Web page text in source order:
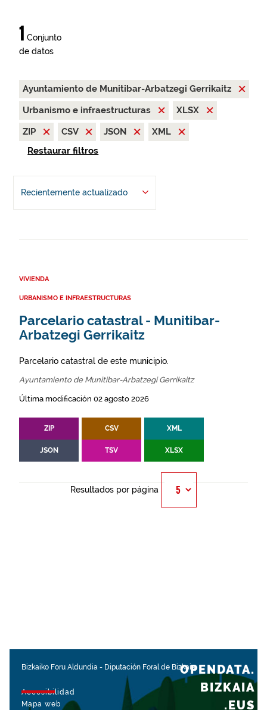
1 Conjunto
de datos
Ayuntamiento de Munitibar-Arbatzegi Gerrikaitz
Urbanismo e infraestructuras
XLSX
ZIP
CSV JSON
XML
Restaurar filtros
Recientemente actualizado
VIVIENDA
URBANISMO E INFRAESTRUCTURAS
Parcelario catastral - Munitibar-
Arbatzegi Gerrikaitz
Parcelario catastral de este municipio.
Ayuntamiento de Munitibar-Arbatzegi Gerrikaitz
Última modificación 02 agosto 2026
ZIP CSV XML
JSON TSV XLSX
Resultados por página
Bizkaiko Foru Aldundia - Diputación Foral de Bizkaia
Accesibilidad
Mapa web
OPENDATA.
BIZKAIA
.EUS